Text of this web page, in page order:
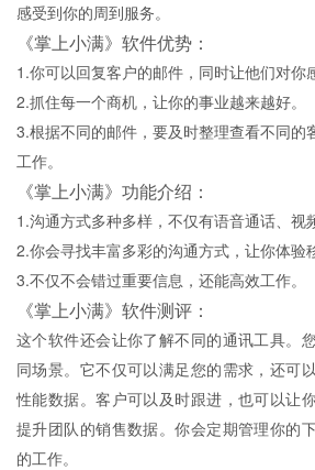
感受到你的周到服务。
《掌上小满》软件优势：
1.你可以回复客户的邮件，同时让他们对你
2.抓住每一个商机，让你的事业越来越好。
3.根据不同的邮件，要及时整理查看不同的
工作。
《掌上小满》功能介绍：
1.沟通方式多种多样，不仅有语音通话、视
2.你会寻找丰富多彩的沟通方式，让你体验
3.不仅不会错过重要信息，还能高效工作。
《掌上小满》软件测评：
这个软件还会让你了解不同的通讯工具。
同场景。它不仅可以满足您的需求，还可
性能数据。客户可以及时跟进，也可以让
提升团队的销售数据。你会定期管理你的
的工作。